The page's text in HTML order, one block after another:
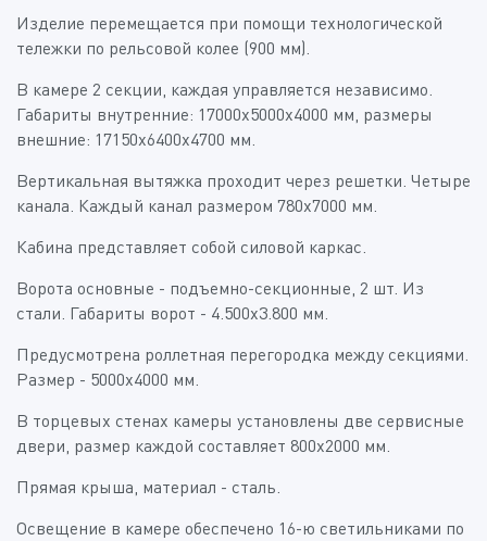
Изделие перемещается при помощи технологической
тележки по рельсовой колее (900 мм).
В камере 2 секции, каждая управляется независимо.
Габариты внутренние: 17000х5000х4000 мм, размеры
внешние: 17150х6400х4700 мм.
Вертикальная вытяжка проходит через решетки. Четыре
канала. Каждый канал размером 780х7000 мм.
Кабина представляет собой силовой каркас.
Ворота основные - подъемно-секционные, 2 шт. Из
стали. Габариты ворот - 4.500х3.800 мм.
Предусмотрена роллетная перегородка между секциями.
Размер - 5000х4000 мм.
В торцевых стенах камеры установлены две сервисные
двери, размер каждой составляет 800х2000 мм.
Прямая крыша, материал - сталь.
Освещение в камере обеспечено 16-ю светильниками по